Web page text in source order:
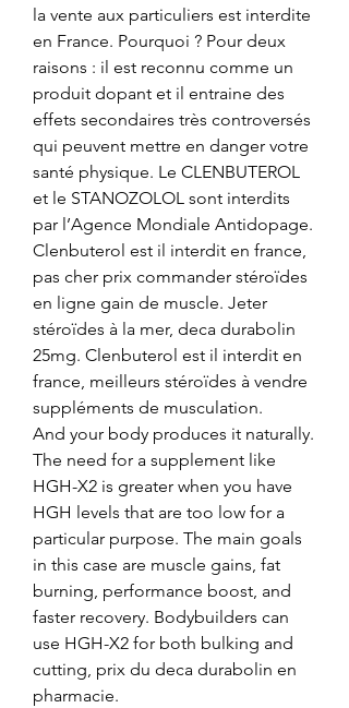
la vente aux particuliers est interdite
en France. Pourquoi ? Pour deux
raisons : il est reconnu comme un
produit dopant et il entraine des
effets secondaires très controversés
qui peuvent mettre en danger votre
santé physique. Le CLENBUTEROL
et le STANOZOLOL sont interdits
par l’Agence Mondiale Antidopage.
Clenbuterol est il interdit en france,
pas cher prix commander stéroïdes
en ligne gain de muscle. Jeter
stéroïdes à la mer, deca durabolin
25mg. Clenbuterol est il interdit en
france, meilleurs stéroïdes à vendre
suppléments de musculation.
And your body produces it naturally.
The need for a supplement like
HGH-X2 is greater when you have
HGH levels that are too low for a
particular purpose. The main goals
in this case are muscle gains, fat
burning, performance boost, and
faster recovery. Bodybuilders can
use HGH-X2 for both bulking and
cutting, prix du deca durabolin en
pharmacie.